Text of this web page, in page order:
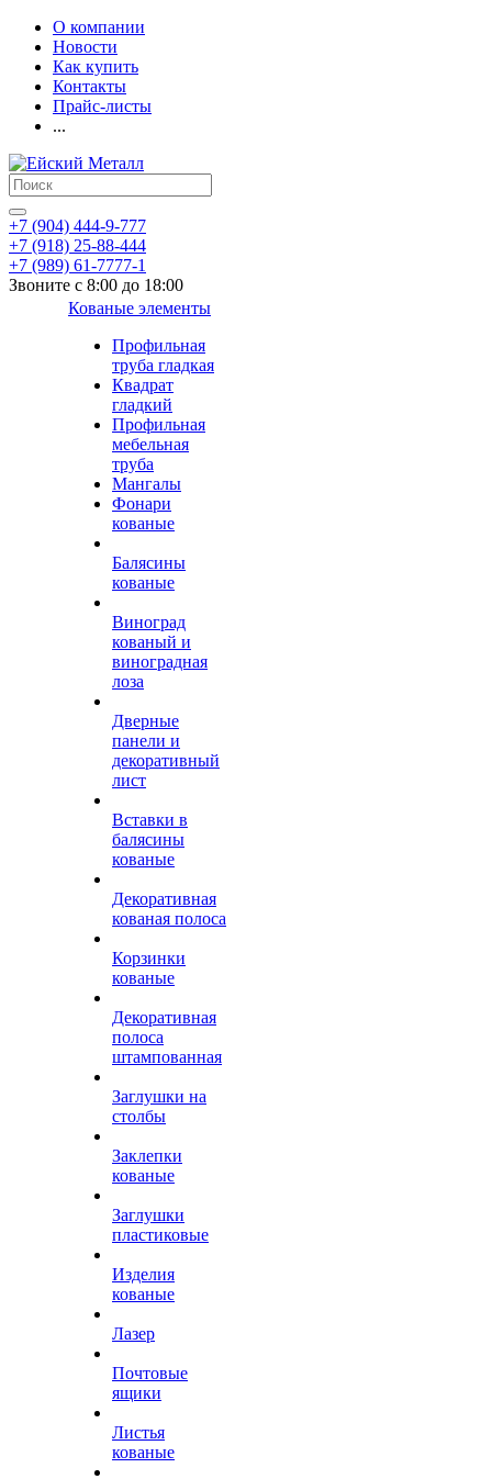
О компании
Новости
Как купить
Контакты
Прайс-листы
...
+7 (904) 444-9-777
+7 (918) 25-88-444
+7 (989) 61-7777-1
Звоните с 8:00 до 18:00
Кованые элементы
Профильная
труба гладкая
Квадрат
гладкий
Профильная
мебельная
труба
Мангалы
Фонари
кованые
Балясины
кованые
Виноград
кованый и
виноградная
лоза
Дверные
панели и
декоративный
лист
Вставки в
балясины
кованые
Декоративная
кованая полоса
Корзинки
кованые
Декоративная
полоса
штампованная
Заглушки на
столбы
Заклепки
кованые
Заглушки
пластиковые
Изделия
кованые
Лазер
Почтовые
ящики
Листья
кованые